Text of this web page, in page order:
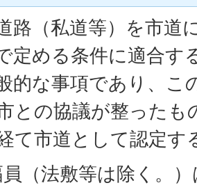
路（私道等）を市道
定める条件に適合す
的な事項であり、こ
との協議が整ったも
て市道として認定す
（法敷等は除く。